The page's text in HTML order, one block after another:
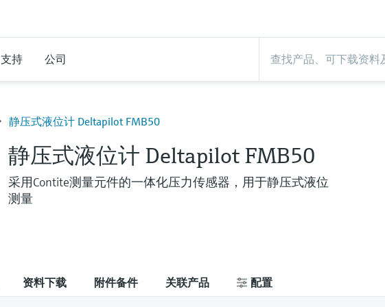
支持 公司
静压式液位计 Deltapilot FMB50
静压式液位计 Deltapilot FMB50
采用Contite测量元件的一体化压力传感器，用于静压式液位
测量
资料下载 附件备件 关联产品 配置